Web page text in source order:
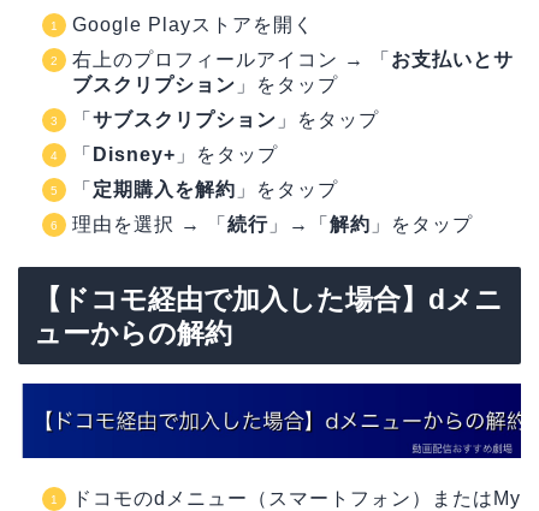
Google Playストアを開く
右上のプロフィールアイコン → 「 お支払いとサ
ブスクリプション 」をタップ
「 サブスクリプション 」をタップ
「 Disney+ 」をタップ
「 定期購入を解約 」をタップ
理由を選択 → 「 続行 」→「 解約 」をタップ
【ドコモ経由で加入した場合】dメニ
ューからの解約
ドコモのdメニュー（スマートフォン）またはMy